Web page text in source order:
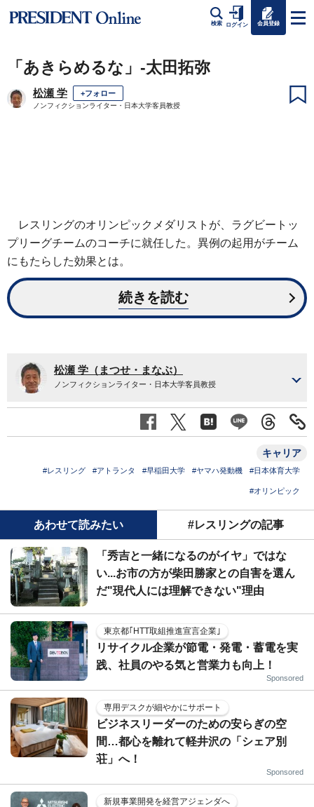
検索 ログイン 会員登録
「あきらめるな」-太田拓弥
松瀬 学 +フォロー
ノンフィクションライター・日本大学客員教授
レスリングのオリンピックメダリストが、ラグビートッ
プリーグチームのコーチに就任した。異例の起用がチーム
にもたらした効果とは。
続きを読む
松瀬 学（まつせ・まなぶ）
ノンフィクションライター・日本大学客員教授
キャリア
#レスリング #アトランタ #早稲田大学 #ヤマハ発動機 #日本体育大学
#オリンピック
あわせて読みたい #レスリングの記事
「秀吉と一緒になるのがイヤ」ではな
い...お市の方が柴田勝家との自害を選ん
だ"現代人には理解できない"理由
東京都｢HTT取組推進宣言企業｣
リサイクル企業が節電・発電・蓄電を実
践、社員のやる気と営業力も向上！
Sponsored
専用デスクが細やかにサポート
ビジネスリーダーのための安らぎの空
間…都心を離れて軽井沢の「シェア別
荘」へ！
Sponsored
新規事業開発を経営アジェンダへ